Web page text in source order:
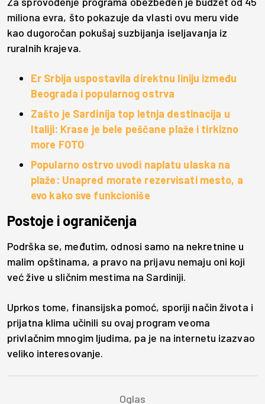
miliona evra, što pokazuje da vlasti ovu meru vide
kao dugoročan pokušaj suzbijanja iseljavanja iz
ruralnih krajeva.
Er Srbija uspostavila direktnu liniju između
Beograda i popularnog ostrva
Zašto je Sardinija top letnja destinacija u
Italiji: Krase je bele peščane plaže i tirkizno
more FOTO
Popularno ostrvo uvodi naplatu ulaska na
plaže: Unapred morate rezervisati mesto, a
evo kako sve funkcioniše
Postoje i ograničenja
Podrška se, međutim, odnosi samo na nekretnine u
malim opštinama, a pravo na prijavu nemaju oni koji
već žive u sličnim mestima na Sardiniji.
Uprkos tome, finansijska pomoć, sporiji način života i
prijatna klima učinili su ovaj program veoma
privlačnim mnogim ljudima, pa je na internetu izazvao
veliko interesovanje.